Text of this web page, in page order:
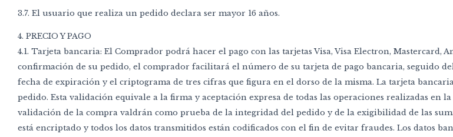
3.7. El usuario que realiza un pedido declara ser mayor 16 años.
4. PRECIO Y PAGO
4.1. Tarjeta bancaria: El Comprador podrá hacer el pago con las tarjetas Visa, Visa Electron, Mastercard,
confirmación de su pedido, el comprador facilitará el número de su tarjeta de pago bancaria, seguido
fecha de expiración y el criptograma de tres cifras que figura en el dorso de la misma. La tarjeta
pedido. Esta validación equivale a la firma y aceptación expresa de todas las operaciones realizadas
validación de la compra valdrán como prueba de la integridad del pedido y de la exigibilidad de las
está encriptado y todos los datos transmitidos están codificados con el fin de evitar fraudes. Los datos